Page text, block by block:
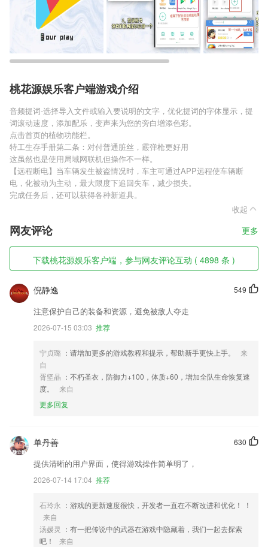
桃花源娱乐客户端游戏介绍
音频提词-选择导入文件或输入要说明的文字，优化提词的字体显示，提
词滚动速度，添加配乐，变声来为您的旁白增添色彩。
点击首页的植物功能栏。
特工生存手册第二条：对付普通脏丝，霰弹枪更好用
这虽然也是使用局域网联机但操作不一样。
【远程断电】当车辆发生被盗情况时，车主可通过APP远程使车辆断
电，化被动为主动，最大限度下追回失车，减少损失。
完成任务后，还可以获得各种新道具。
收起
网友评论 更多
下载桃花源娱乐客户端，参与网友评论互动 ( 4898 条 )
549
倪静逸
注意保护自己的装备和资源，避免被敌人夺走
2026-07-15 03:03 推荐
宁贞璐 ：请增加更多的游戏教程和提示，帮助新手更快上手。
来
自
胥坚晶 ：不朽圣衣，防御力+100，体质+60，增加全队生命恢复速
度。
来自
更多回复
630
单丹善
提供清晰的用户界面，使得游戏操作简单明了，
2026-07-14 17:04 推荐
石玲永 ：游戏的更新速度很快，开发者一直在不断改进和优化！ ！
来自
汤媛灵 ：有一把传说中的武器在游戏中隐藏着，我们一起去探索
吧！
来自